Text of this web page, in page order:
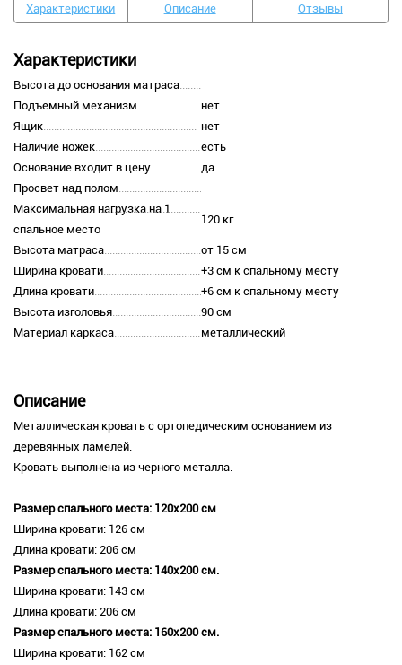
Характеристики Описание Отзывы
Характеристики
Высота до основания матраса
Подъемный механизм
нет
Ящик
нет
Наличие ножек
есть
Основание входит в цену
да
Просвет над полом
Максимальная нагрузка на 1
спальное место
120 кг
Высота матраса
от 15 см
Ширина кровати
+3 см к спальному месту
Длина кровати
+6 см к спальному месту
Высота изголовья
90 см
Материал каркаса
металлический
Описание
Металлическая кровать с ортопедическим основанием из
деревянных ламелей.
Кровать выполнена из черного металла.
Размер спального места: 120х200 см.
Ширина кровати: 126 см
Длина кровати: 206 см
Размер спального места: 140х200 см.
Ширина кровати: 143 см
Длина кровати: 206 см
Размер спального места: 160х200 см.
Ширина кровати: 162 см